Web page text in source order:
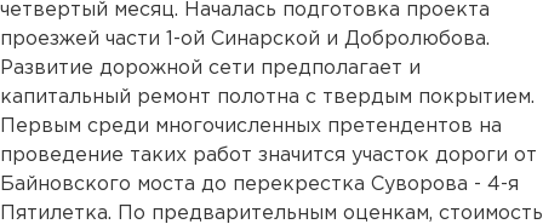
четвертый месяц. Началась подготовка проекта
проезжей части 1-ой Синарской и Добролюбова.
Развитие дорожной сети предполагает и
капитальный ремонт полотна с твердым покрытием.
Первым среди многочисленных претендентов на
проведение таких работ значится участок дороги от
Байновского моста до перекрестка Суворова - 4-я
Пятилетка. По предварительным оценкам, стоимость